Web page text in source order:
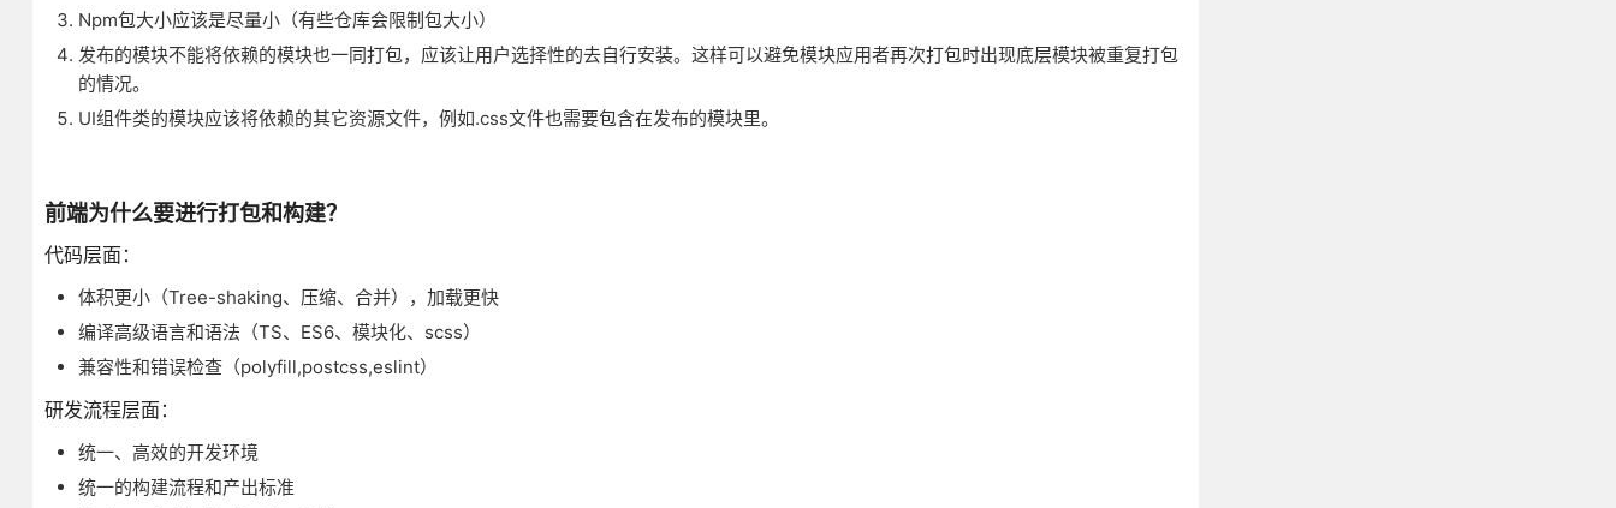
Npm包大小应该是尽量小（有些仓库会限制包大小）
发布的模块不能将依赖的模块也一同打包，应该让用户选择性的去自行安装。这样可以避免模块应用者再次打包时出现底层模块被重复打包
的情况。
UI组件类的模块应该将依赖的其它资源文件，例如.css文件也需要包含在发布的模块里。
前端为什么要进行打包和构建？
代码层面：
体积更小（Tree-shaking、压缩、合并），加载更快
编译高级语言和语法（TS、ES6、模块化、scss）
兼容性和错误检查（polyfill,postcss,eslint）
研发流程层面：
统一、高效的开发环境
统一的构建流程和产出标准